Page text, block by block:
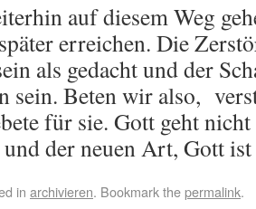
auf diesem Weg
erreichen. Die
als gedacht und der
sein. Beten wir also,
für sie. Gott geht
der neuen Art, Gott
in archivieren. Bookmark thepermalink.